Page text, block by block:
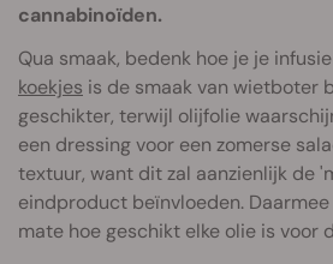
cannabinoïden.
Qua smaak, bedenk hoe je je
koekjes is de smaak van wietboter
geschikter, terwijl olijfolie
een dressing voor een zomerse
textuur, want dit zal aanzienlijk de
eindproduct beïnvloeden.
mate hoe geschikt elke olie is voor